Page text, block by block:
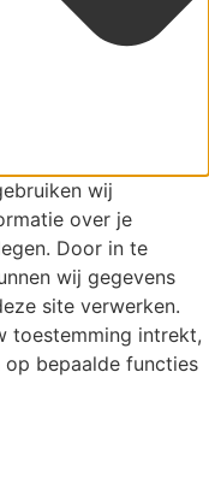
wij
over je
Door in te
wij gegevens
site verwerken.
toestemming intrekt,
bepaalde functies